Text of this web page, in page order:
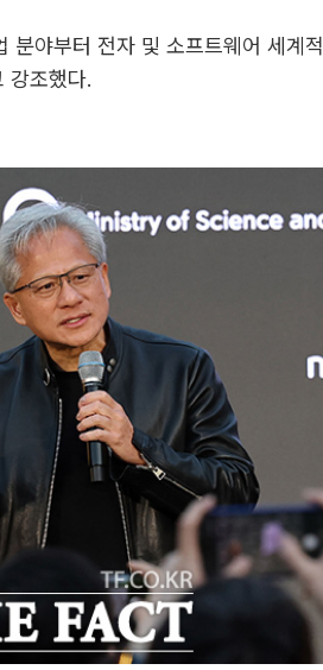
야부터 전자 및 소프트웨어 세계적
강조했다.